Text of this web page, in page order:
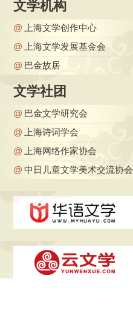
文学机构
@
上海文学创作中心
@
上海文学发展基金会
@ 巴金故居
文学社团
@ 巴金文学研究会
@
上海诗词学会
@
上海网络作家协会
@ 中日儿童文学美术交流协会